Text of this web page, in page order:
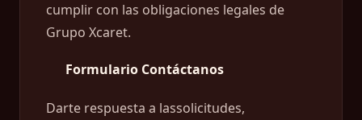
cumplir con las obligaciones legales de
Grupo Xcaret.
Formulario Contáctanos
Darte respuesta a lassolicitudes,